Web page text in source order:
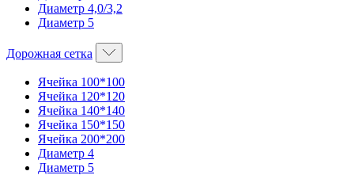
Диаметр 4,0/3,2
Диаметр 5
Дорожная сетка
Ячейка 100*100
Ячейка 120*120
Ячейка 140*140
Ячейка 150*150
Ячейка 200*200
Диаметр 4
Диаметр 5